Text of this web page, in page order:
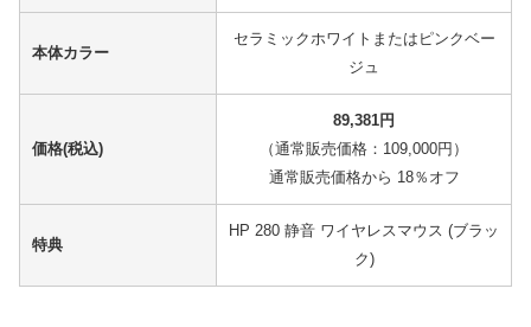
本体カラー
セラミックホワイトまたはピンクベー
ジュ
価格(税込)
89,381円
（通常販売価格：109,000円）
通常販売価格から 18％オフ
特典
HP 280 静音 ワイヤレスマウス (ブラッ
ク)